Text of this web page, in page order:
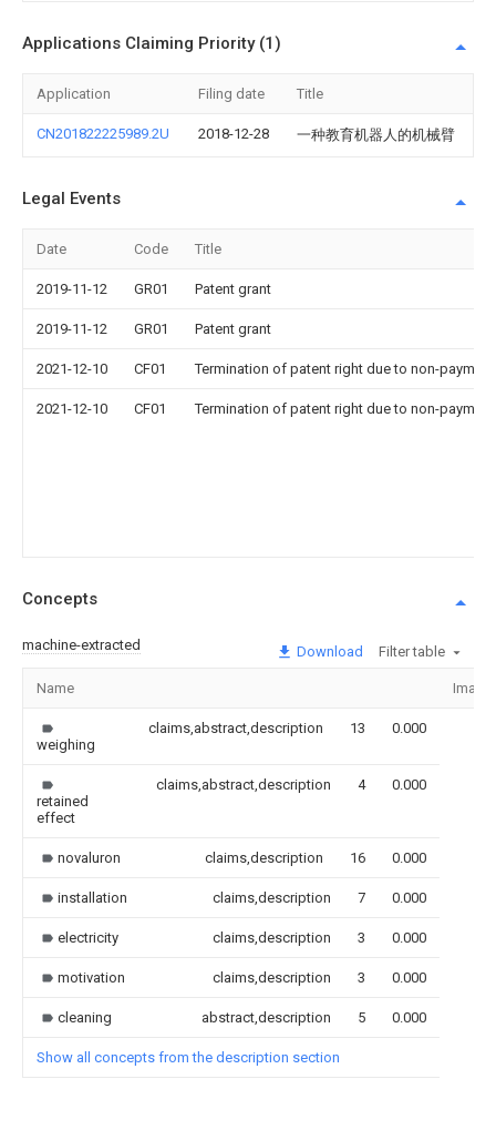
Applications Claiming Priority (1)
Application Filing date Title
CN201822225989.2U 2018-12-28 一种教育机器人的机械臂
Legal Events
Date Code Title
2019-11-12 GR01 Patent grant
2019-11-12 GR01 Patent grant
2021-12-10 CF01 Termination of patent right due to non-
2021-12-10 CF01 Termination of patent right due to non-
Concepts
machine-extracted Download Filter table
Name Image
weighing
claims,abstract,description 13 0.000
retained
effect
claims,abstract,description 4 0.000
novaluron claims,description 16 0.000
installation claims,description 7 0.000
electricity claims,description 3 0.000
motivation claims,description 3 0.000
cleaning abstract,description 5 0.000
Show all concepts from the description section